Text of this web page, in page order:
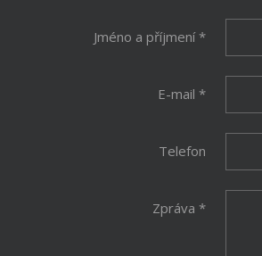
Jméno a příjmení *
E-mail *
Telefon
Zpráva *